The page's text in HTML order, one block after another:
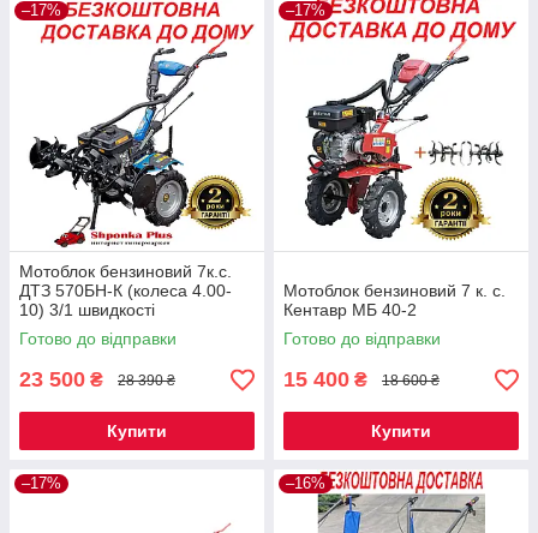
–17%
Мотоблок бензиновий 7к.с.
ДТЗ 570БН-К (колеса 4.00-
10) 3/1 швидкості
Готово до відправки
23 500 ₴ 28 390 ₴
Купити
–17%
Мотоблок бензиновий 7 к. с.
Кентавр МБ 40-2
Готово до відправки
15 400 ₴ 18 600 ₴
Купити
–17% –16%